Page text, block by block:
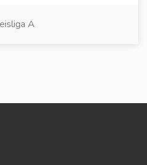
A